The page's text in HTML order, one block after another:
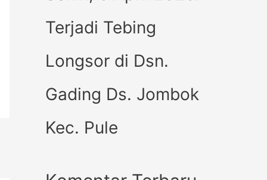
Terjadi Tebing
Longsor di Dsn.
Gading Ds. Jombok
Kec. Pule